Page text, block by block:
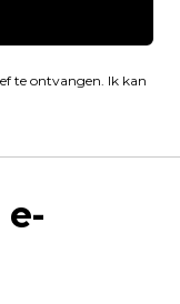
te ontvangen. Ik kan